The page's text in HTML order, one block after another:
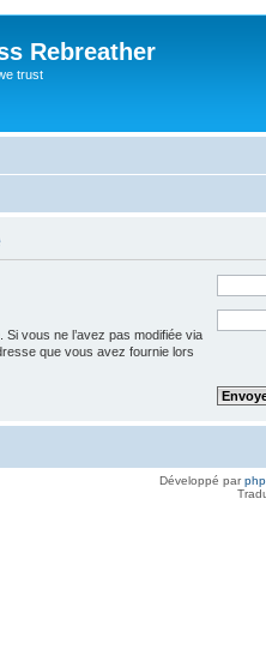
Rebreather
trust
vous ne l’avez pas modifiée via
que vous avez fournie lors
Développé par